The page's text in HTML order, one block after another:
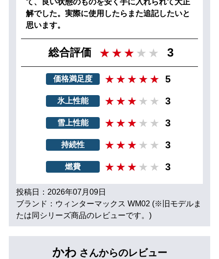
解でした。実際に使用したらまた追記したいと
思います。
総合評価 3
価格満足度 5
氷上性能 3
雪上性能 3
持続性 3
燃費 3
投稿日：2026年07月09日
ブランド：ウィンターマックス WM02 (※旧モデルま
たは同シリーズ商品のレビューです。)
かわ さんからのレビュー